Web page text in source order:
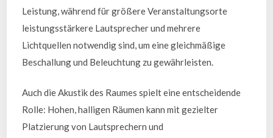
Leistung, während für größere Veranstaltungsorte
leistungsstärkere Lautsprecher und mehrere
Lichtquellen notwendig sind, um eine gleichmäßige
Beschallung und Beleuchtung zu gewährleisten.
Auch die Akustik des Raumes spielt eine entscheidende
Rolle: Hohen, halligen Räumen kann mit gezielter
Platzierung von Lautsprechern und